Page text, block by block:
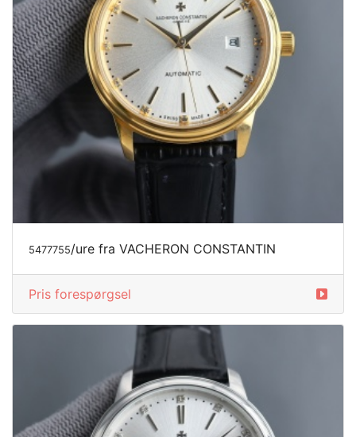
5477755/ure fra VACHERON CONSTANTIN
Pris forespørgsel